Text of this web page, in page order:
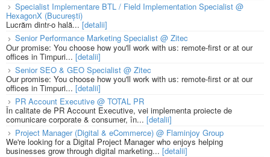
Specialist Implementare BTL / Field Implementation Specialist @
HexagonX (București)
Lucrăm dintr-o hală... [detalii]
Senior Performance Marketing Specialist @ Zitec
Our promise: You choose how you'll work with us: remote-first or at our
offices in Timpuri... [detalii]
Senior SEO & GEO Specialist @ Zitec
Our promise: You choose how you'll work with us: remote-first or at our
offices in Timpuri... [detalii]
PR Account Executive @ TOTAL PR
În calitate de PR Account Executive, vei implementa proiecte de
comunicare corporate & consumer, în... [detalii]
Project Manager (Digital & eCommerce) @ Flaminjoy Group
We're looking for a Digital Project Manager who enjoys helping
businesses grow through digital marketing... [detalii]